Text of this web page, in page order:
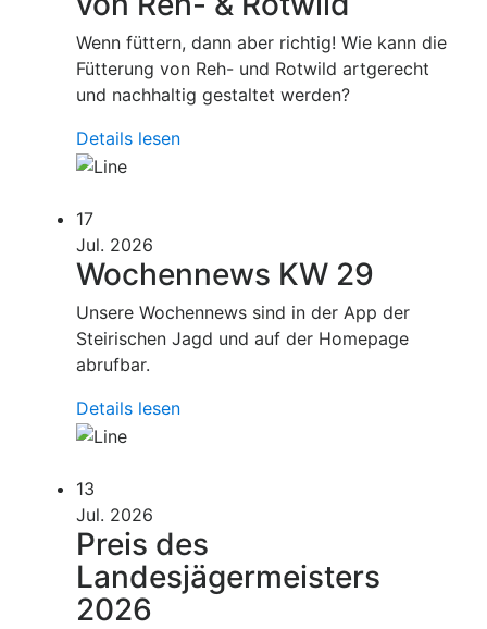
Wenn füttern, dann aber richtig! Wie kann die
Fütterung von Reh- und Rotwild artgerecht
und nachhaltig gestaltet werden?
Details lesen
17
Jul. 2026
Wochennews KW 29
Unsere Wochennews sind in der App der
Steirischen Jagd und auf der Homepage
abrufbar.
Details lesen
13
Jul. 2026
Preis des
Landesjägermeisters
2026